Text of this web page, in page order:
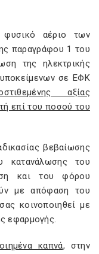
αέριο των
παραγράφου 1 του
της ηλεκτρικής
σε ΕΦΚ
αξίας
επί του ποσού του
βεβαίωσης
κατανάλωσης του
και του φόρου
με απόφαση του
κοινοποιηθεί με
εφαρμογής.
καπνά, στην